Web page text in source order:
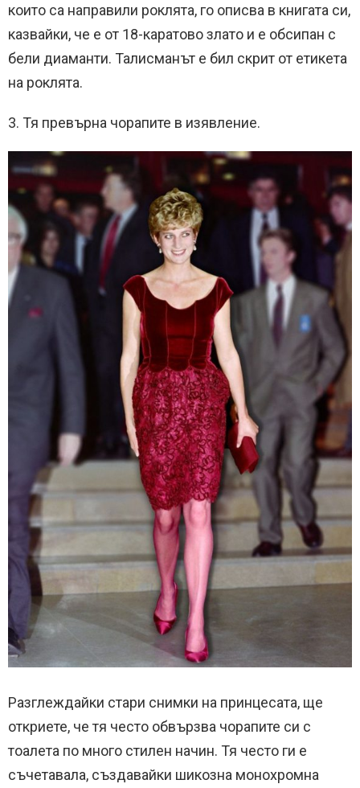
които са направили роклята, го описва в книгата си,
казвайки, че е от 18-каратово злато и е обсипан с
бели диаманти. Талисманът е бил скрит от етикета
на роклята.
3. Тя превърна чорапите в изявление.
Разглеждайки стари снимки на принцесата, ще
откриете, че тя често обвързва чорапите си с
тоалета по много стилен начин. Тя често ги е
съчетавала, създавайки шикозна монохромна